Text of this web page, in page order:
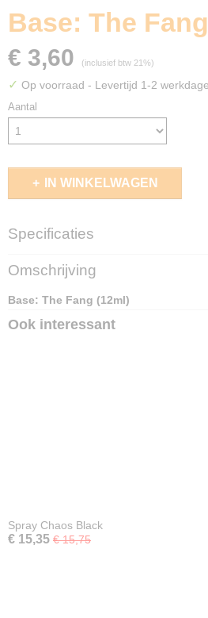
Base: The
€ 3,60 (inclusief btw 21%)
✓ Op voorraad - Levertijd 1-2
Aantal
IN WINKELWAGEN
Specificaties
EAN code
5011921187782
Omschrijving
Base: The Fang (12ml)
Ook interessant
Spray Chaos Black
€ 15,35 € 15,75